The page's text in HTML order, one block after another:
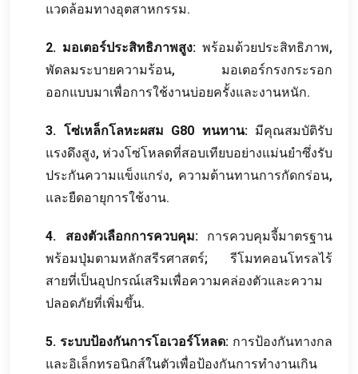
แวดล้อมทางอุตสาหกรรม.
2. มอเตอร์ประสิทธิภาพสูง: พร้อมด้วยประสิทธิภาพ,
พัดลมระบายความร้อน, มอเตอร์กรงกระรอก
ออกแบบมาเพื่อการใช้งานบ่อยครั้งและงานหนัก.
3. โซ่เหล็กโลหะผสม G80 ทนทาน: มีคุณสมบัติรับ
แรงดึงสูง, ห่วงโซ่โหลดที่สอบเทียบอย่างแม่นยำซึ่งรับ
ประกันความแข็งแกร่ง, ความต้านทานการกัดกร่อน,
และยืดอายุการใช้งาน.
4. สองตัวเลือกการควบคุม: การควบคุมจี้มาตรฐาน
พร้อมปุ่มตามหลักสรีรศาสตร์; รีโมทคอนโทรลไร้
สายที่เป็นอุปกรณ์เสริมเพื่อความคล่องตัวและความ
ปลอดภัยที่เพิ่มขึ้น.
5. ระบบป้องกันการโอเวอร์โหลด: การป้องกันทางกล
และอิเล็กทรอนิกส์ในตัวเพื่อป้องกันการทำงานเกิน